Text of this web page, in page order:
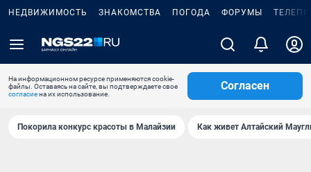
НЕДВИЖИМОСТЬ ЗНАКОМСТВА ПОГОДА ФОРУМЫ
На информационном ресурсе применяются cookie-
файлы. Оставаясь на сайте, вы подтверждаете свое
согласиена их использование.
Согласен
Покорила конкурс красоты в Малайзии Как живет Алтайский